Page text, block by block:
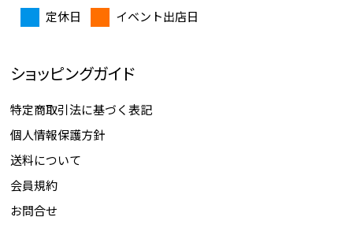
定休日 イベント出店日
ショッピングガイド
特定商取引法に基づく表記
個人情報保護方針
送料について
会員規約
お問合せ